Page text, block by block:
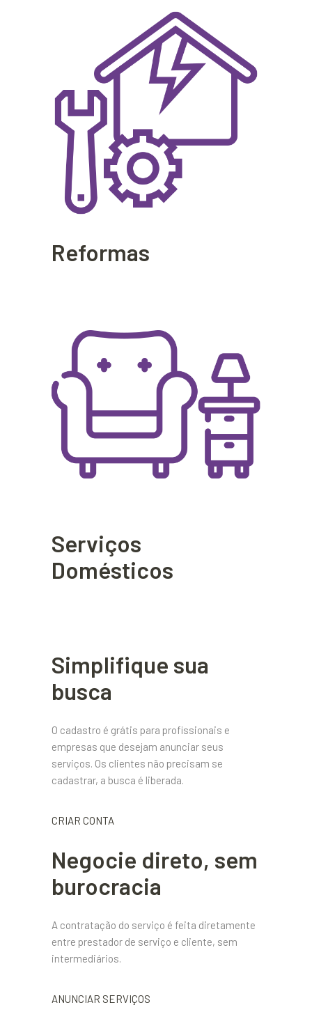
Reformas
Serviços
Domésticos
Simplifique sua
busca
O cadastro é grátis para profissionais e
empresas que desejam anunciar seus
serviços. Os clientes não precisam se
cadastrar, a busca é liberada.
CRIAR CONTA
Negocie direto, sem
burocracia
A contratação do serviço é feita diretamente
entre prestador de serviço e cliente, sem
intermediários.
ANUNCIAR SERVIÇOS